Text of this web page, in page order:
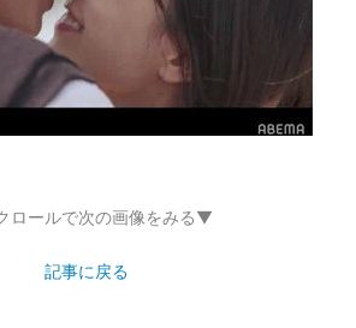
ロールで次の画像をみる▼
記事に戻る